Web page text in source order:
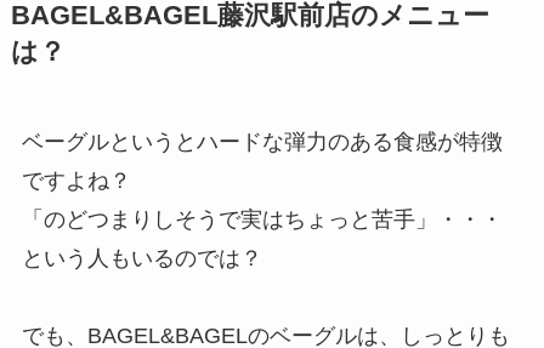
BAGEL&BAGEL藤沢駅前店のメニュー
は？
ベーグルというとハードな弾力のある食感が特徴
ですよね？
「のどつまりしそうで実はちょっと苦手」・・・
という人もいるのでは？
でも、BAGEL&BAGELのベーグルは、しっとりも